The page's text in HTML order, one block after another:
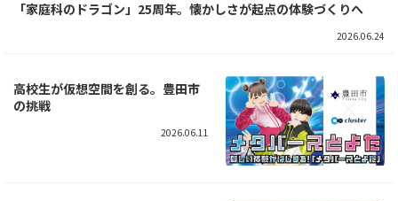
「家庭科のドラゴン」25周年。懐かしさが起点の体験づくりへ
2026.06.24
高校生が仮想空間を創る。豊田市
の挑戦
2026.06.11